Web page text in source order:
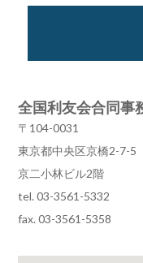
全国利友会合同事
〒104-0031
東京都中央区京橋2-7-5
京二小林ビル2階
tel. 03-3561-5332
fax. 03-3561-5358